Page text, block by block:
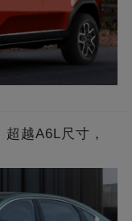
越A6L尺寸，